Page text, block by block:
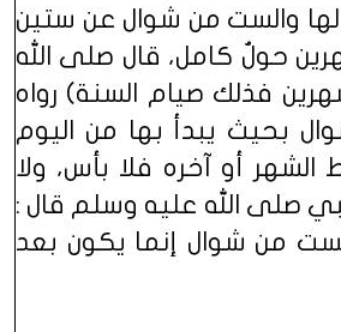
والست من شوال عن ستين
حولٌ كامل، قال صلى الله
فذلك صيام السنة) رواه
بحيث يبدأ بها من اليوم
أو آخره فلا بأس، ولا
صلى الله عليه وسلم قال :
من شوال إنما يكون بعد